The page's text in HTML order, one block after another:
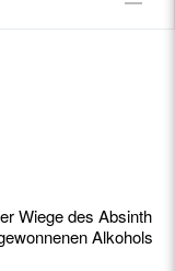
Wiege des Absinth
Alkohols